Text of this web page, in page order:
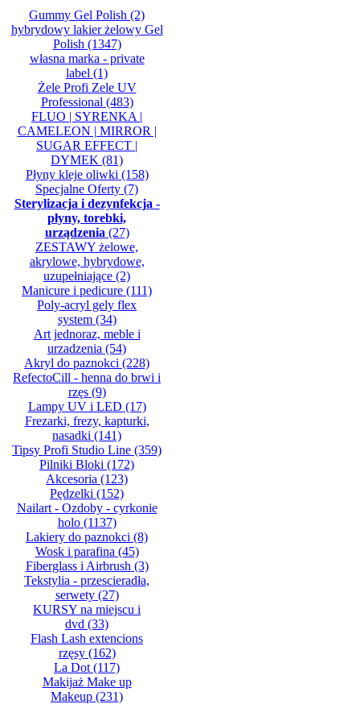
Gummy Gel Polish (2)
hybrydowy lakier żelowy Gel
Polish (1347)
własna marka - private
label (1)
Żele Profi Zele UV
Professional (483)
FLUO | SYRENKA |
CAMELEON | MIRROR |
SUGAR EFFECT |
DYMEK (81)
Płyny kleje oliwki (158)
Specjalne Oferty (7)
Sterylizacja i dezynfekcja -
płyny, torebki,
urządzenia (27)
ZESTAWY żelowe,
akrylowe, hybrydowe,
uzupełniające (2)
Manicure i pedicure (111)
Poly-acryl gely flex
system(34)
Art jednoraz, meble i
urzadzenia (54)
Akryl do paznokci (228)
RefectoCill - henna do brwi i
rzęs(9)
Lampy UV i LED (17)
Frezarki, frezy, kapturki,
nasadki (141)
Tipsy Profi Studio Line (359)
Pilniki Bloki (172)
Akcesoria (123)
Pędzelki (152)
Nailart - Ozdoby - cyrkonie
holo(1137)
Lakiery do paznokci (8)
Wosk i parafina (45)
Fiberglass i Airbrush (3)
Tekstylia - przescieradła,
serwety(27)
KURSY na miejscu i
dvd (33)
Flash Lash extencions
rzęsy(162)
La Dot (117)
Makijaż Make up
Makeup (231)